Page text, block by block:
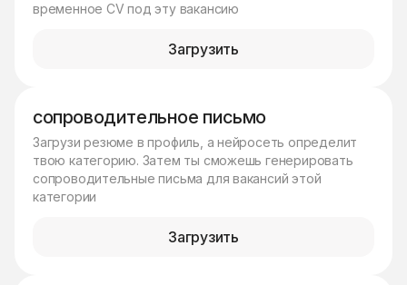
временное CV под эту вакансию
Загрузить
сопроводительное письмо
Загрузи резюме в профиль, а нейросеть определит
твою категорию. Затем ты сможешь генерировать
сопроводительные письма для вакансий этой
категории
Загрузить